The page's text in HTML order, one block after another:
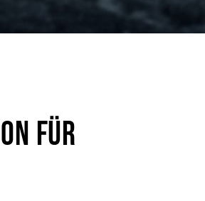
FÜR